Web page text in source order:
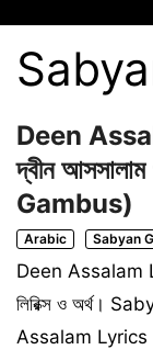
Deen
দ্বীন
Gambus)
Arabic Sabyan
Deen Assalam
লিরিক্স ও অর্থ।
Assalam Lyrics